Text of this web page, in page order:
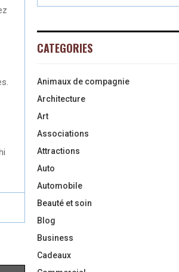
CATEGORIES
Animaux de compagnie
Architecture
Art
Associations
Attractions
Auto
Automobile
Beauté et soin
Blog
Business
Cadeaux